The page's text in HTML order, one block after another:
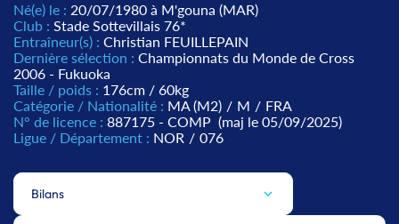
Né(e) le : 20/07/1980 à M'gouna (MAR)
Club : Stade Sottevillais 76*
Entraîneur(s) : Christian FEUILLEPAIN
Dernière sélection : Championnats du Monde de Cross
2006 - Fukuoka
Taille / poids : 176cm / 60kg
Catégorie / Nationalité : MA (M2) / M / FRA
N° de licence : 887175 - COMP (maj le 05/09/2025)
Ligue / Département : NOR / 076
Bilans